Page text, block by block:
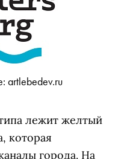
artlebedev.ru
лежит желтый
которая
города. На